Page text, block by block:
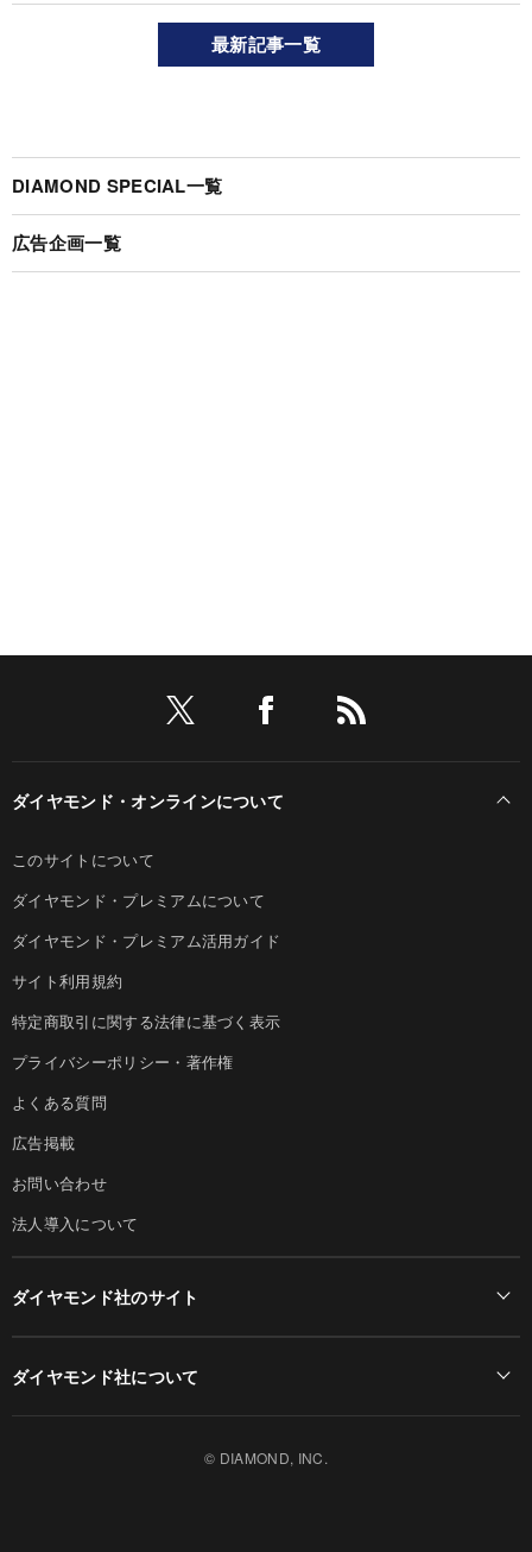
最新記事一覧
DIAMOND SPECIAL一覧
広告企画一覧
ダイヤモンド・オンラインについて
このサイトについて
ダイヤモンド・プレミアムについて
ダイヤモンド・プレミアム活用ガイド
サイト利用規約
特定商取引に関する法律に基づく表示
プライバシーポリシー・著作権
よくある質問
広告掲載
お問い合わせ
法人導入について
ダイヤモンド社のサイト
ダイヤモンド社について
© DIAMOND, INC.